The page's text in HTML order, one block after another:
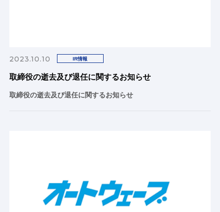
2023.10.10 IR情報
取締役の逝去及び退任に関するお知らせ
取締役の逝去及び退任に関するお知らせ